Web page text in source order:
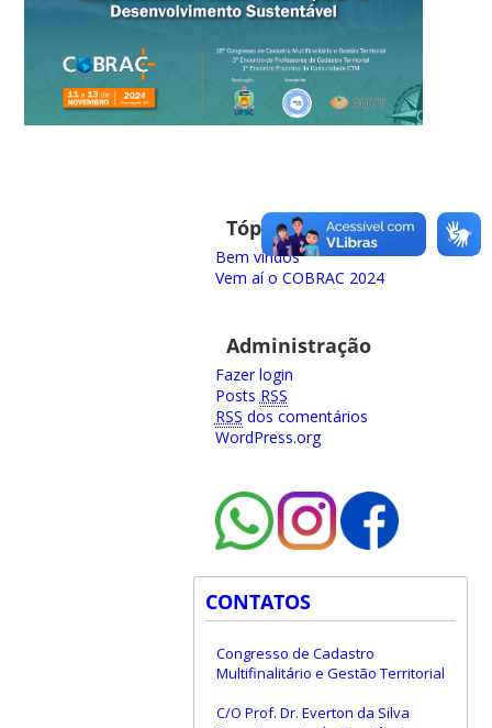
Tópicos recentes
Bem vindos
Vem aí o COBRAC 2024
Administração
Fazer login
Posts RSS
RSS dos comentários
WordPress.org
CONTATOS
Congresso de Cadastro
Multifinalitário e Gestão Territorial
C/O Prof. Dr. Everton da Silva